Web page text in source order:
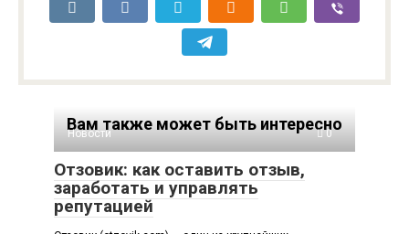
Вам также может быть интересно
Новости 0
Отзовик: как оставить отзыв,
заработать и управлять
репутацией